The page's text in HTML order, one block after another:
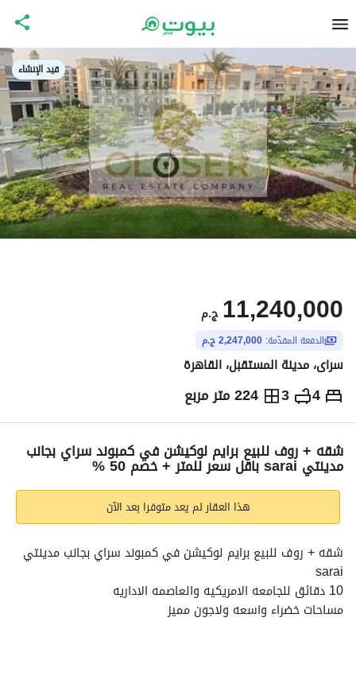
قيد الإنشاء
ج.م 11,240,000
الدفعة المقدّمة: 2,247,000 ج.م
سراى، مدينة المستقبل، القاهرة
4
3 224 متر مربع ج.م11,240,000
الاماكن القريبة
شقه + روف للبيع برايم لوكيشن في كمبوند سراي بجانب
مدينتي sarai باقل سعر للمتر + خصم 50 %
هذا العقار لم يعد متوفرا بعد الآن
sarai
10 دقائق للجامعه الامريكيه والعاصمه الاداريه
مساحات خضراء واسعه ولاجون مميز